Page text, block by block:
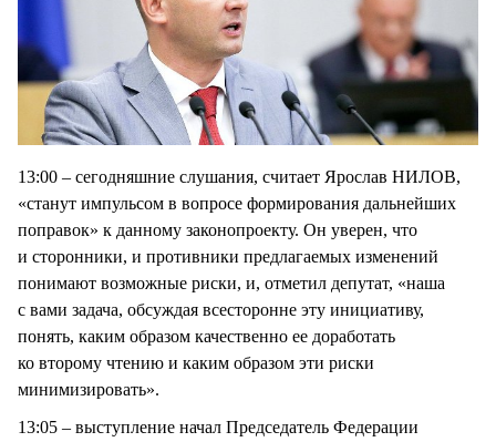
13:00 – сегодняшние слушания, считает Ярослав НИЛОВ,
«станут импульсом в вопросе формирования дальнейших
поправок» к данному законопроекту. Он уверен, что
и сторонники, и противники предлагаемых изменений
понимают возможные риски, и, отметил депутат, «наша
с вами задача, обсуждая всесторонне эту инициативу,
понять, каким образом качественно ее доработать
ко второму чтению и каким образом эти риски
минимизировать».
13:05 – выступление начал Председатель Федерации